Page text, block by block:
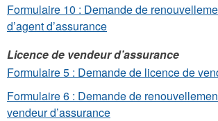
Formulaire 10 : Demande de
d’agent d’assurance
Licence de vendeur d’assurance
Formulaire 5 : Demande de licence de
Formulaire 6 : Demande de
vendeur d’assurance